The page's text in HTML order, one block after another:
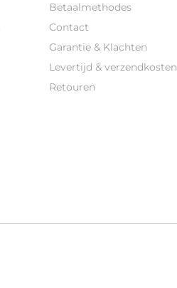
Betaalmethodes
Contact
Garantie & Klachten
Levertijd & verzendkosten
Retouren